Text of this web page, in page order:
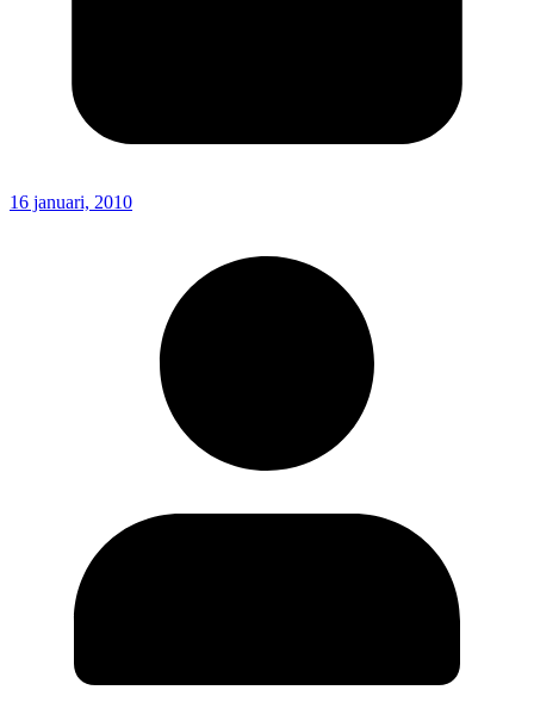
16 januari, 2010